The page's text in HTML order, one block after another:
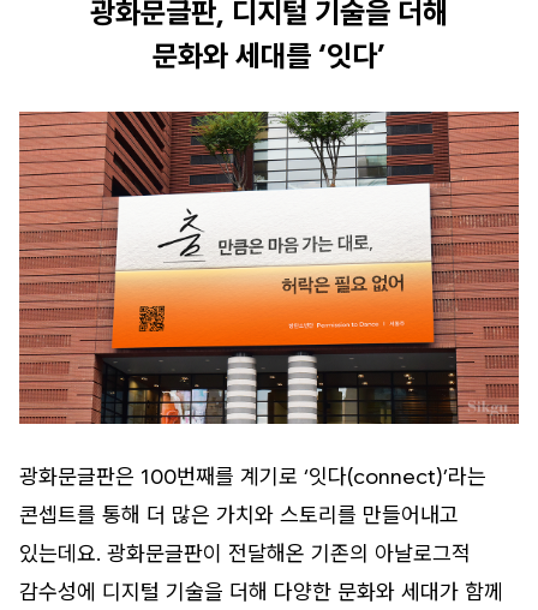
광화문글판, 디지털 기술을 더해
문화와 세대를 ‘잇다’
광화문글판은 100번째를 계기로 ‘잇다(connect)’라는
콘셉트를 통해 더 많은 가치와 스토리를 만들어내고
있는데요. 광화문글판이 전달해온 기존의 아날로그적
감수성에 디지털 기술을 더해 다양한 문화와 세대가 함께